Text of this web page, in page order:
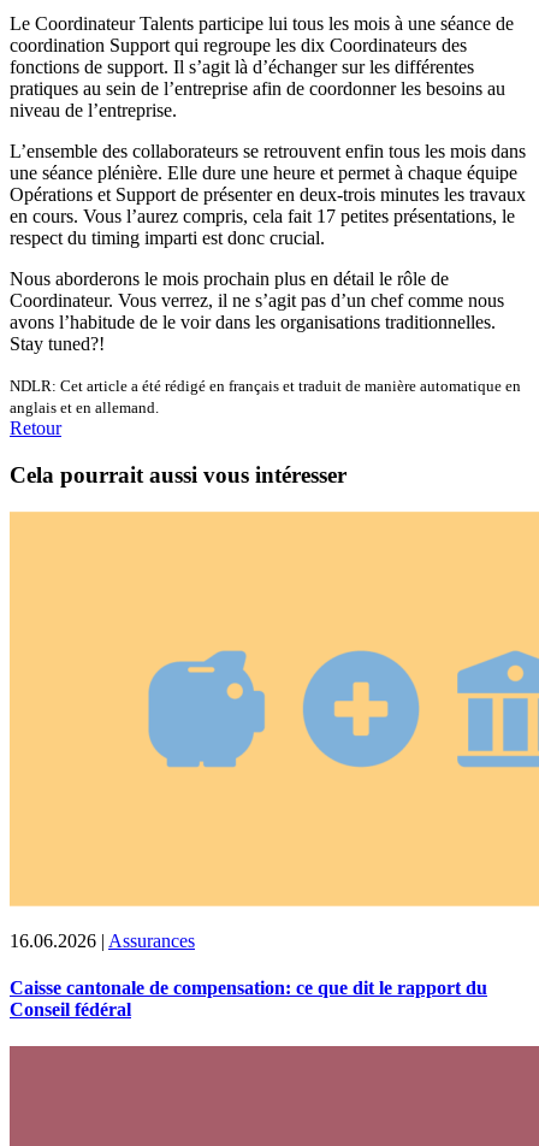
Le Coordinateur Talents participe lui tous les mois à une séance de
coordination Support qui regroupe les dix Coordinateurs des
fonctions de support. Il s’agit là d’échanger sur les différentes
pratiques au sein de l’entreprise afin de coordonner les besoins au
niveau de l’entreprise.
L’ensemble des collaborateurs se retrouvent enfin tous les mois dans
une séance plénière. Elle dure une heure et permet à chaque équipe
Opérations et Support de présenter en deux-trois minutes les travaux
en cours. Vous l’aurez compris, cela fait 17 petites présentations, le
respect du timing imparti est donc crucial.
Nous aborderons le mois prochain plus en détail le rôle de
Coordinateur. Vous verrez, il ne s’agit pas d’un chef comme nous
avons l’habitude de le voir dans les organisations traditionnelles.
Stay tuned?!
NDLR: Cet article a été rédigé en français et traduit de manière automatique en
anglais et en allemand.
Retour
Cela pourrait aussi vous intéresser
16.06.2026 | Assurances
Caisse cantonale de compensation: ce que dit le rapport du
Conseil fédéral